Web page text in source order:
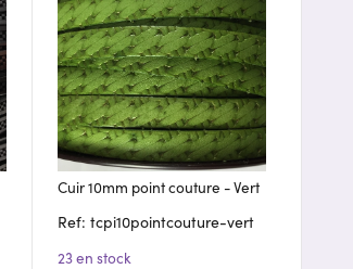
Cuir 10mm point couture - Vert
Ref: tcpi10pointcouture-vert
23 en stock